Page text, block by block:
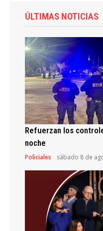
ÚLTIMAS NOTICIAS
Refuerzan los
noche
Policiales sábado 8 de